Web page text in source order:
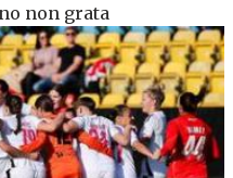
non grata